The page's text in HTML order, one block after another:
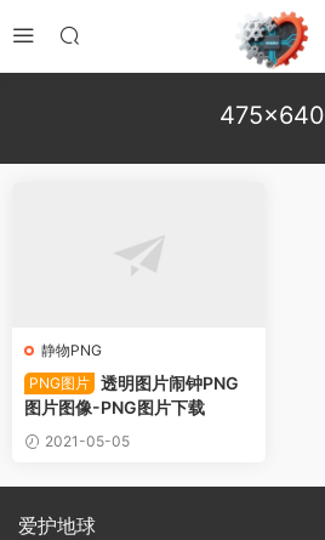
475×640
静物PNG
PNG图片 透明图片闹钟PNG
图片图像-PNG图片下载
2021-05-05
爱护地球